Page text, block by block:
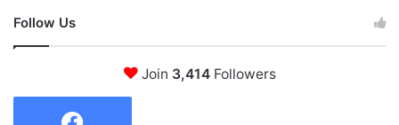
Follow Us
Join 3,414Followers